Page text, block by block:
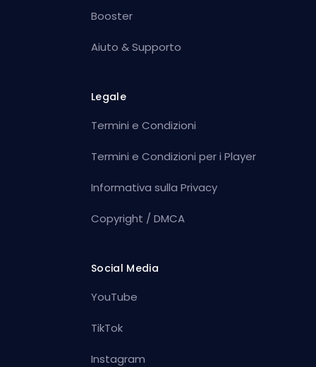
Booster
Aiuto & Supporto
Legale
Termini e Condizioni
Termini e Condizioni per i Player
Informativa sulla Privacy
Copyright / DMCA
Social Media
YouTube
TikTok
Instagram